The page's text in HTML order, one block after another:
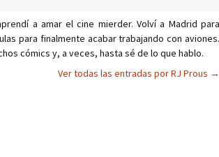
a amar el cine mierder. Volví a Madrid para
para finalmente acabar trabajando con aviones.
cómics y, a veces, hasta sé de lo que hablo.
Ver todas las entradas por RJ Prous →